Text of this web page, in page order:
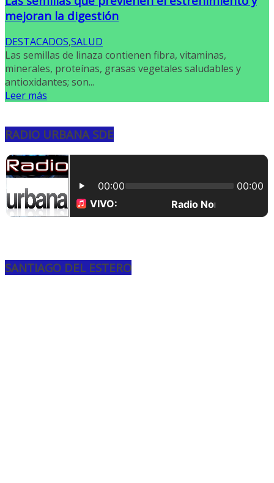
mejoran la digestión
DESTACADOS,SALUD
Las semillas de linaza contienen fibra, vitaminas,
minerales, proteínas, grasas vegetales saludables y
antioxidantes; son...
Leer más
RADIO URBANA SDE
SANTIAGO DEL ESTERO